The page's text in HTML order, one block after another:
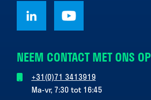
NEEM CONTACT MET ONS OP
+31(0)71 3413919
Ma-vr, 7:30 tot 16:45